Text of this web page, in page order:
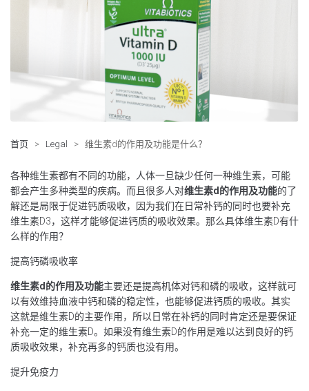
首页 > Legal > 维生素d的作用及功能是什么？
各种维生素都有不同的功能，人体一旦缺少任何一种维生素，可能
都会产生多种类型的疾病。而且很多人对维生素d的作用及功能的了
解还是局限于促进钙质吸收，因为我们在日常补钙的同时也要补充
维生素D3，这样才能够促进钙质的吸收效果。那么具体维生素D有什
么样的作用？
提高钙磷吸收率
维生素d的作用及功能主要还是提高机体对钙和磷的吸收，这样就可
以有效维持血液中钙和磷的稳定性，也能够促进钙质的吸收。其实
这就是维生素D的主要作用，所以日常在补钙的同时肯定还是要保证
补充一定的维生素D。如果没有维生素D的作用是难以达到良好的钙
质吸收效果，补充再多的钙质也没有用。
提升免疫力